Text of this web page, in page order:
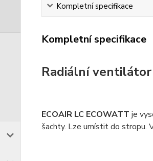
Kompletní specifikace
Kompletní specifikace
Radiální ventilátor
ECOAIR LC ECOWATT je
šachty. Lze umístit do stropu.